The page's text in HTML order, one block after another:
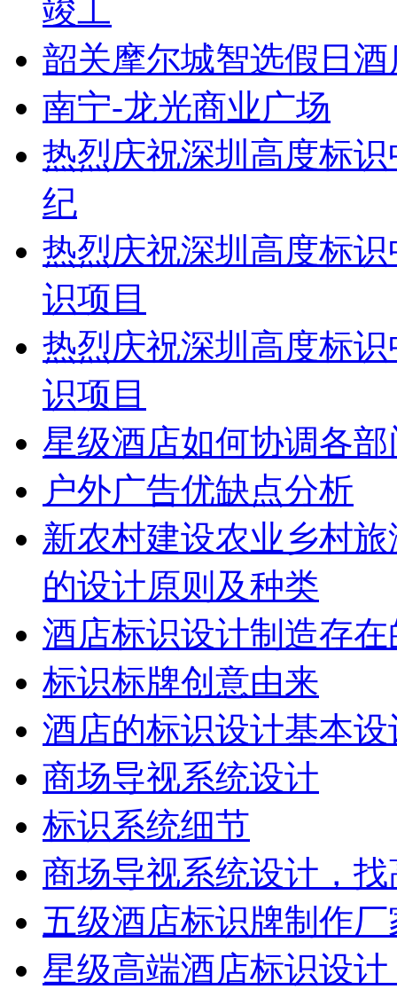
竣工
韶关摩尔城智选假日
南宁-龙光商业广场
热烈庆祝深圳高度标
纪
热烈庆祝深圳高度标
识项目
热烈庆祝深圳高度标
识项目
星级酒店如何协调各
户外广告优缺点分析
新农村建设农业乡村
的设计原则及种类
酒店标识设计制造存
标识标牌创意由来
酒店的标识设计基本
商场导视系统设计
标识系统细节
商场导视系统设计，
五级酒店标识牌制作
星级高端酒店标识设